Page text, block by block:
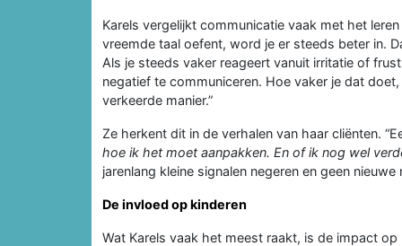
Karels vergelijkt communicatie vaak met het
vreemde taal oefent, word je er steeds beter in.
Als je steeds vaker reageert vanuit irritatie of
negatief te communiceren. Hoe vaker je dat
verkeerde manier.”
Ze herkent dit in de verhalen van haar cliënten.
hoe ik het moet aanpakken. En of ik nog wel
jarenlang kleine signalen negeren en geen
De invloed op kinderen
Wat Karels vaak het meest raakt, is de impact